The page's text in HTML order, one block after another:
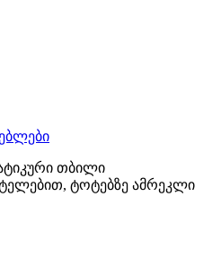
თბილი
ტოტებზე ამრეკლი